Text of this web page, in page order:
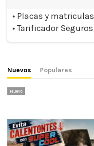
• Placas y matriculas
• Tarificador Seguros
Nuevos Populares
Nuevo